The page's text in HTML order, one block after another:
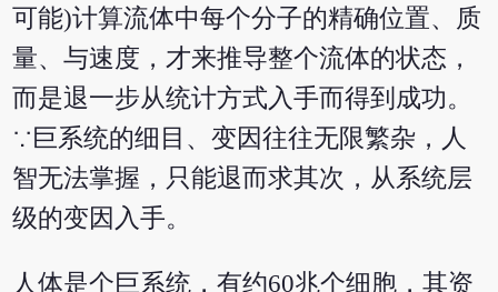
可能)计算流体中每个分子的精确位置、质
量、与速度，才来推导整个流体的状态，
而是退一步从统计方式入手而得到成功。
∵巨系统的细目、变因往往无限繁杂，人
智无法掌握，只能退而求其次，从系统层
级的变因入手。
人体是个巨系统，有约60兆个细胞，其资